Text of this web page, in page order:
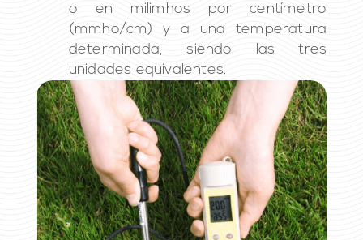
o en milimhos por centímetro
(mmho/cm) y a una temperatura
determinada, siendo las tres
unidades equivalentes.